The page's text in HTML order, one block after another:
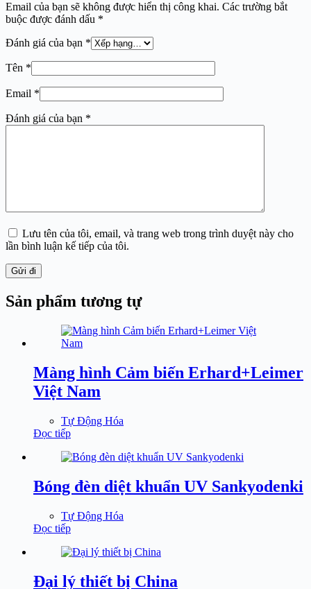
Email của bạn sẽ không được hiển thị công khai. Các trường bắt
buộc được đánh dấu *
Đánh giá của bạn *
Tên *
Email *
Đánh giá của bạn *
Lưu tên của tôi, email, và trang web trong trình duyệt này cho
lần bình luận kế tiếp của tôi.
Gửi đi
Sản phẩm tương tự
Màng hình Cảm biến Erhard+Leimer
Việt Nam
Tự Động Hóa
Đọc tiếp
Bóng đèn diệt khuẩn UV Sankyodenki
Tự Động Hóa
Đọc tiếp
Đại lý thiết bị China